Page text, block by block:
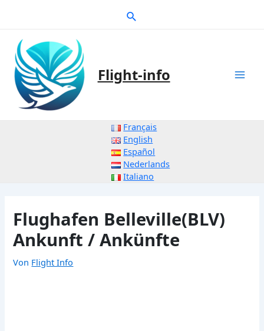
Suche
Flight-info
Français
English
Español
Nederlands
Italiano
Flughafen Belleville(BLV)
Ankunft / Ankünfte
Von Flight Info